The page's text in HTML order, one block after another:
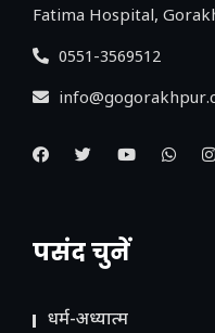
Fatima Hospital,
0551-3569512
पसंद चुनें
धर्म-अध्यात्म